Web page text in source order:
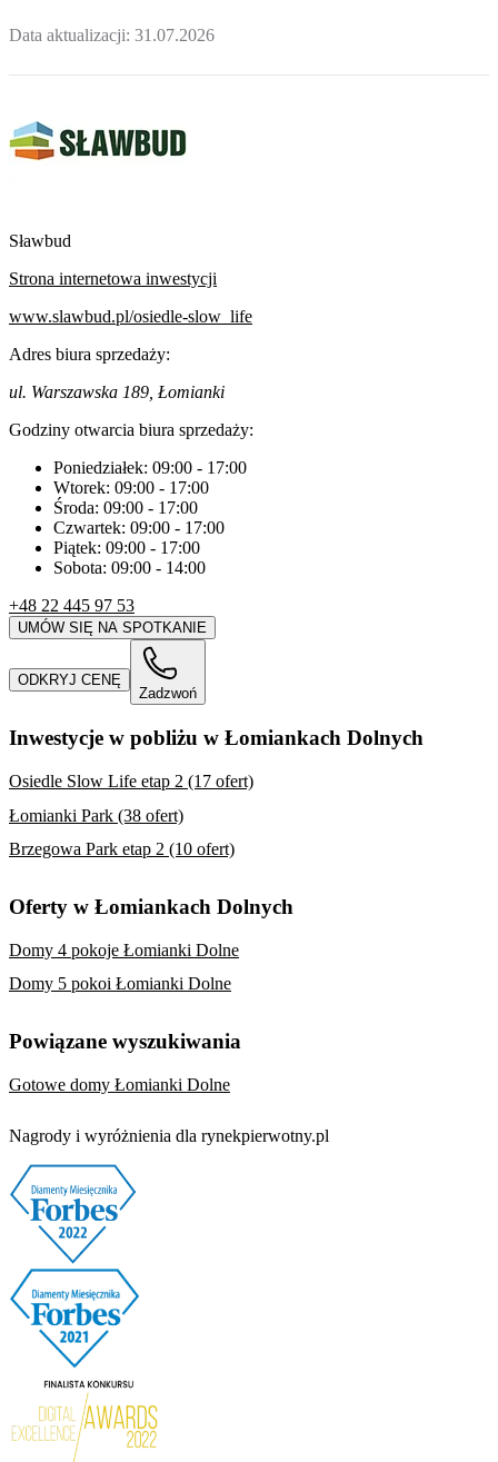
Data aktualizacji: 31.07.2026
Sławbud
Strona internetowa inwestycji
www.slawbud.pl/osiedle-slow_life
Adres biura sprzedaży:
ul. Warszawska 189, Łomianki
Godziny otwarcia biura sprzedaży:
Poniedziałek: 09:00 - 17:00
Wtorek: 09:00 - 17:00
Środa: 09:00 - 17:00
Czwartek: 09:00 - 17:00
Piątek: 09:00 - 17:00
Sobota: 09:00 - 14:00
+48 22 445 97 53
UMÓW SIĘ NA SPOTKANIE
ODKRYJ CENĘ
Zadzwoń
Inwestycje w pobliżu w Łomiankach Dolnych
Osiedle Slow Life etap 2 (17 ofert)
Łomianki Park (38 ofert)
Brzegowa Park etap 2 (10 ofert)
Oferty w Łomiankach Dolnych
Domy 4 pokoje Łomianki Dolne
Domy 5 pokoi Łomianki Dolne
Powiązane wyszukiwania
Gotowe domy Łomianki Dolne
Nagrody i wyróżnienia dla rynekpierwotny.pl